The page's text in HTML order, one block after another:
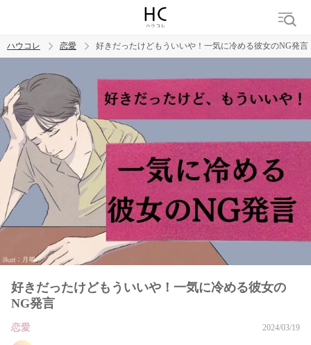
トレンド ワード
恋愛
ハウコレ 恋愛 好きだったけどもういいや！一気に冷める彼女のNG発言
好きだったけどもういいや！一気に冷める彼女の
NG発言
恋愛 2024/03/19